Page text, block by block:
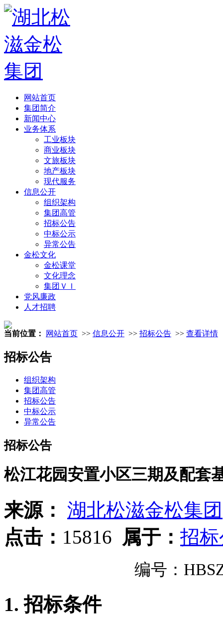
网站首页
集团简介
新闻中心
业务体系
工业板块
商业板块
文旅板块
地产板块
现代服务
信息公开
组织架构
集团高管
招标公告
中标公示
异常公告
金松文化
金松课堂
文化理念
集团ＶＩ
党风廉政
人才招聘
当前位置： 网站首页 >> 信息公开 >> 招标公告 >> 查看详情
招标公告
组织架构
集团高管
招标公告
中标公示
异常公告
招标公告
松江花园安置小区三期及配套
来源： 湖北松滋金松集团
点击： 15816 属于： 招
编号：
1.招标条件